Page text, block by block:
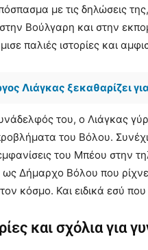
με τις δηλώσεις
Βούλγαρη και στην
παλιές ιστορίες και
Λιάγκας ξεκαθαρίζει
του, ο Λιάγκας
του Βόλου.
εμφανίσεις του Μπέου
Δήμαρχο Βόλου που ρίχνει
κόσμο. Και ειδικά εσύ
και σχόλια για